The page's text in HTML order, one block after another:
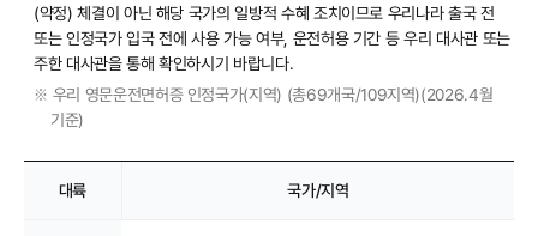
(약정) 체결이 아닌 해당 국가의 일방적 수혜 조치이므로 우리나라 출국 전
또는 인정국가 입국 전에 사용 가능 여부, 운전허용 기간 등 우리 대사관 또는
주한 대사관을 통해 확인하시기 바랍니다.
※ 우리 영문운전면허증 인정국가(지역) (총69개국/109지역)(2026.4월
기준)
대륙 국가/지역